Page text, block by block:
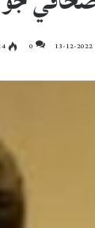
13-12-2022
0